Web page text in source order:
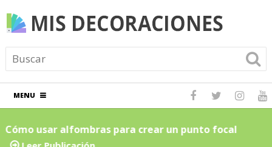
MENU
Cómo usar alfombras para crear un punto focal